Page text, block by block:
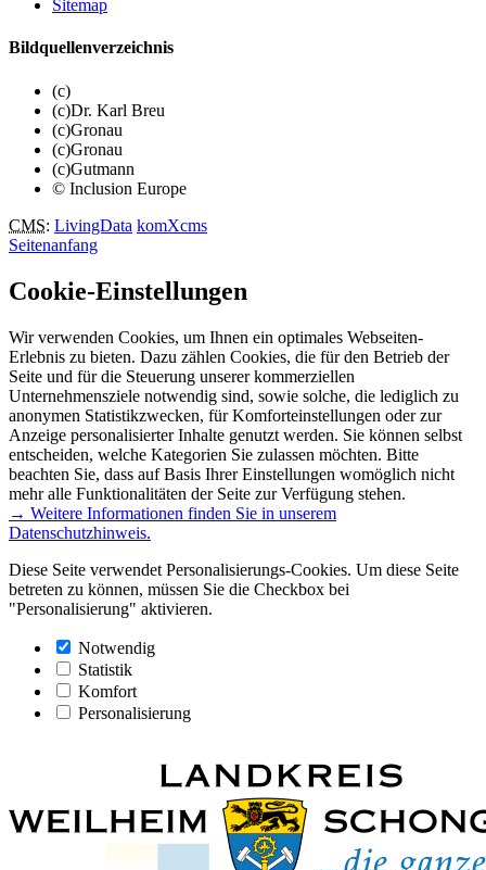
Sitemap
Bildquellenverzeichnis
(c)
(c)Dr. Karl Breu
(c)Gronau
(c)Gronau
(c)Gutmann
© Inclusion Europe
CMS: LivingData komXcms
Seitenanfang
Cookie-Einstellungen
Wir verwenden Cookies, um Ihnen ein optimales Webseiten-
Erlebnis zu bieten. Dazu zählen Cookies, die für den Betrieb der
Seite und für die Steuerung unserer kommerziellen
Unternehmensziele notwendig sind, sowie solche, die lediglich zu
anonymen Statistikzwecken, für Komforteinstellungen oder zur
Anzeige personalisierter Inhalte genutzt werden. Sie können selbst
entscheiden, welche Kategorien Sie zulassen möchten. Bitte
beachten Sie, dass auf Basis Ihrer Einstellungen womöglich nicht
mehr alle Funktionalitäten der Seite zur Verfügung stehen.
→ Weitere Informationen finden Sie in unserem
Datenschutzhinweis.
Diese Seite verwendet Personalisierungs-Cookies. Um diese Seite
betreten zu können, müssen Sie die Checkbox bei
"Personalisierung" aktivieren.
Notwendig
Statistik
Komfort
Personalisierung